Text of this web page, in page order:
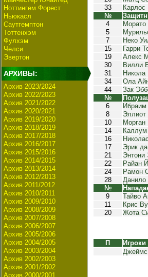
Ноттингем Форест
Ньюкасл
Саутгемптон
Тоттенхэм
Фулхэм
Челси
Эвертон
АРХИВЫ:
Архив 2023/2024
Архив 2022/2023
Архив 2021/2022
Архив 2020/2021
Архив 2019/2020
Архив 2018/2019
Архив 2017/2018
Архив 2016/2017
Архив 2015/2016
Архив 2014/2015
Архив 2013/2014
Архив 2012/2013
Архив 2011/2012
Архив 2010/2011
Архив 2009/2010
Архив 2008/2009
Архив 2007/2008
Архив 2006/2007
Архив 2005/2006
Архив 2004/2005
Архив 2003/2004
Архив 2002/2003
Архив 2001/2002
Архив 2000/2001
33
Карлос
№
4
Морато
5
7
Неко
15
Гарри
19
Алекс
30
Вилли
31
Никола
34
Ола
44
Зак
№
6
Ибраим
8
Эллиот
10
Морган
14
16
17
Эрик
21
Энтони
22
Райан
24
Рамон
28
Данило
№
9
Тайво
11
Крис
20
Жота
П
Игроки
Джеймс